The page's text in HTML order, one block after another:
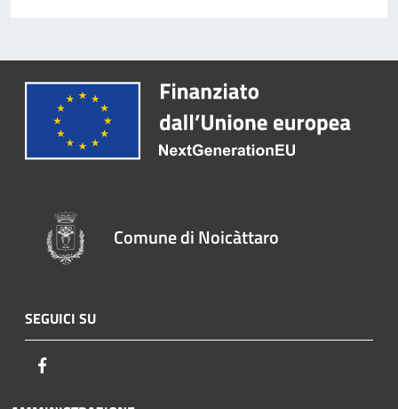
Comune di Noicàttaro
SEGUICI SU